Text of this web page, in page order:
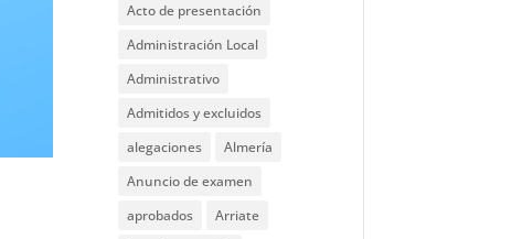
Acto de presentación
Administración Local
Administrativo
Admitidos y excluidos
alegaciones
Almería
Anuncio de examen
aprobados
Arriate